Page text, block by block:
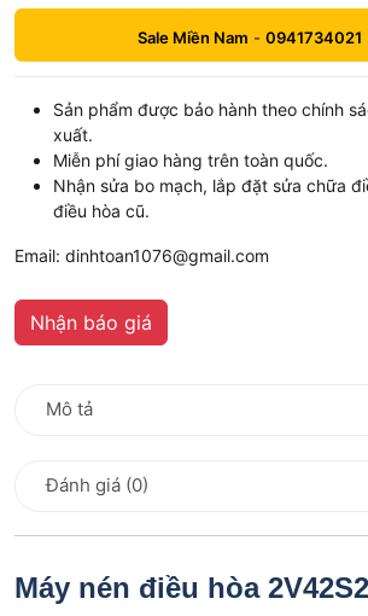
Sale Miền Nam - 0941734021
Sản phẩm được bảo hành theo chính
xuất.
Miễn phí giao hàng trên toàn quốc.
Nhận sửa bo mạch, lắp đặt sửa chữa
điều hòa cũ.
Email: dinhtoan1076@gmail.com
Nhận báo giá
Mô tả
Đánh giá (0)
Máy nén điều hòa